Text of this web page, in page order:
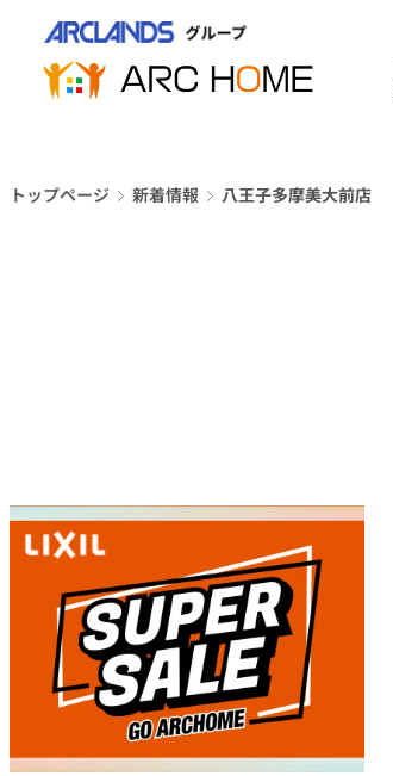
プ
営業時間は
平日9時から18時までと
なっております
トップページ 新着情報 八王子多摩美大前店